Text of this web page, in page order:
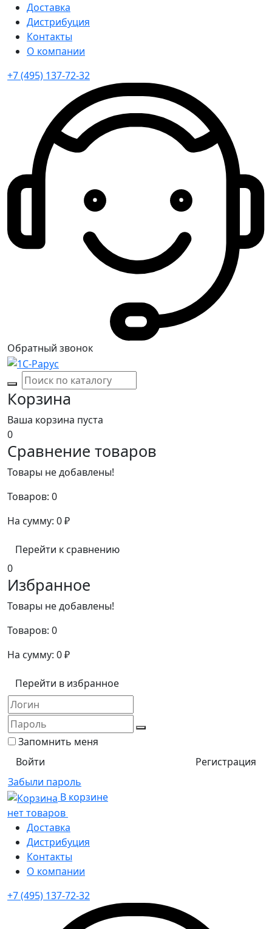
Доставка
Дистрибуция
Контакты
О компании
+7 (495) 137-72-32
Обратный звонок
Корзина
Ваша корзина пуста
0
Сравнение товаров
Товары не добавлены!
Товаров: 0
На сумму: 0₽
Перейти к сравнению
0
Избранное
Товары не добавлены!
Товаров: 0
На сумму: 0₽
Перейти в избранное
Запомнить меня
Регистрация
Забыли пароль
В корзине
нет товаров
Доставка
Дистрибуция
Контакты
О компании
+7 (495) 137-72-32